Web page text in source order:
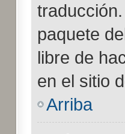
paquete
libre de
en el sitio
Arriba